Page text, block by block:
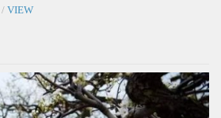
/ VIEW